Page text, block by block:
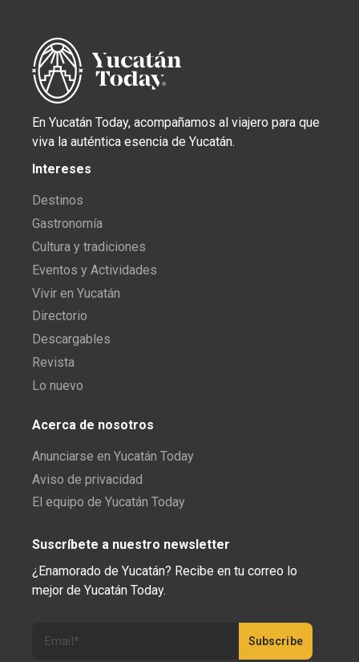
En Yucatán Today, acompañamos al viajero para que
viva la auténtica esencia de Yucatán.
Intereses
Destinos
Gastronomía
Cultura y tradiciones
Eventos y Actividades
Vivir en Yucatán
Directorio
Descargables
Revista
Lo nuevo
Acerca de nosotros
Anunciarse en Yucatán Today
Aviso de privacidad
El equipo de Yucatán Today
Suscríbete a nuestro newsletter
¿Enamorado de Yucatán? Recibe en tu correo lo
mejor de Yucatán Today.